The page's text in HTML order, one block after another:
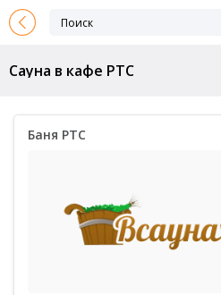
Сауна в кафе РТС
Баня РТС